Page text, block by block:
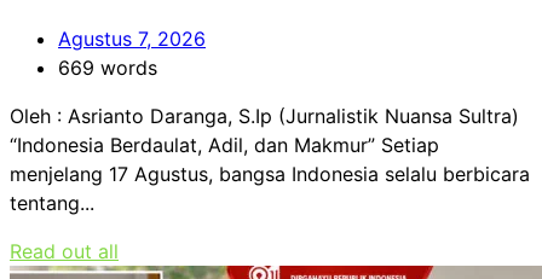
Agustus 7, 2026
669 words
Oleh : Asrianto Daranga, S.Ip (Jurnalistik Nuansa Sultra)
“Indonesia Berdaulat, Adil, dan Makmur” Setiap
menjelang 17 Agustus, bangsa Indonesia selalu berbicara
tentang...
Read out all